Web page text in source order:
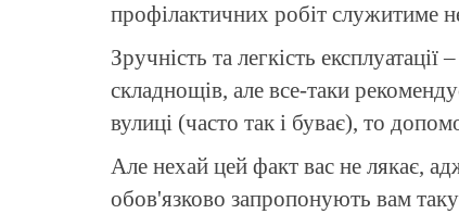
профілактичних робіт служитиме
Зручність та легкість
складнощів, але все-таки
вулиці (часто так і буває), то
Але нехай цей факт вас не лякає,
обов'язково запропонують вам